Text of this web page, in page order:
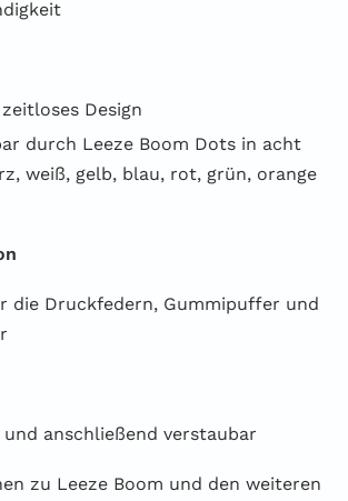
Design
durch Leeze Boom Dots in acht
weiß, gelb, blau, rot, grün, orange
die Druckfedern, Gummipuffer und
anschließend verstaubar
zu Leeze Boom und den weiteren